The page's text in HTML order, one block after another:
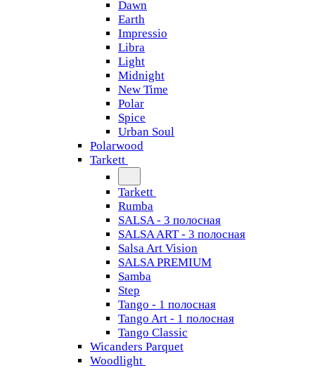
Dawn
Earth
Impressio
Libra
Light
Midnight
New Time
Polar
Spice
Urban Soul
Polarwood
Tarkett
Tarkett
Rumba
SALSA - 3 полосная
SALSA ART - 3 полосная
Salsa Art Vision
SALSA PREMIUM
Samba
Step
Tango - 1 полосная
Tango Art - 1 полосная
Tango Classiс
Wicanders Parquet
Woodlight